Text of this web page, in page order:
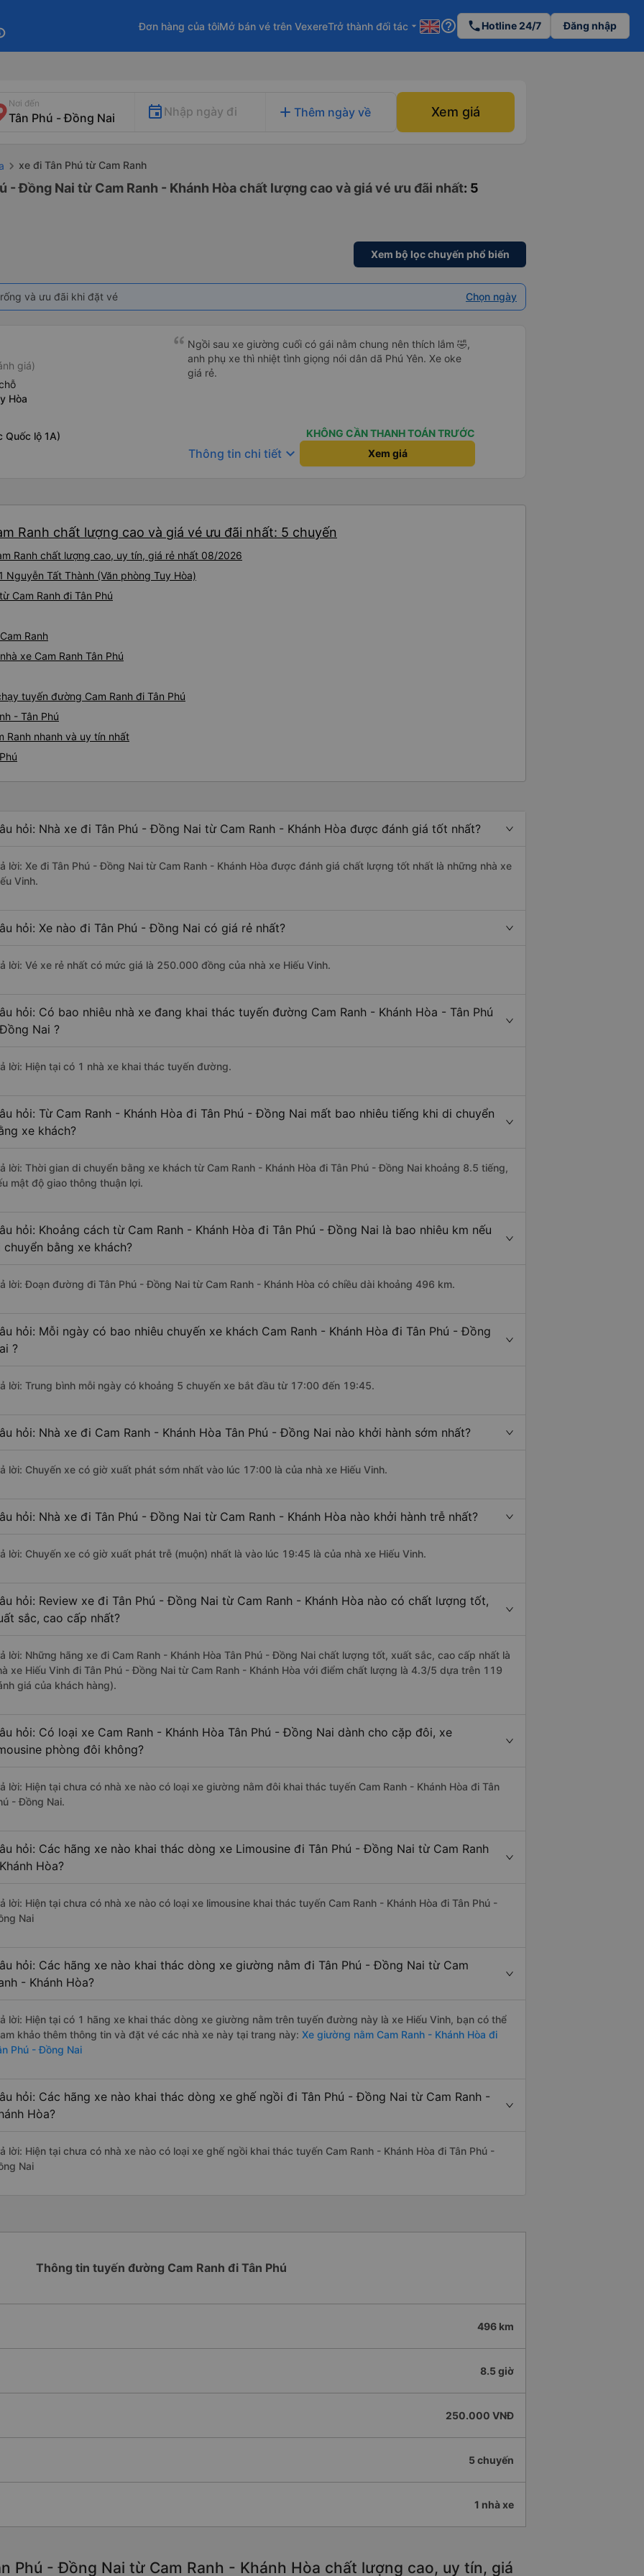
Đơn hàng của tôiMở bán vé trên VexereTrở thành đối tác arrow_drop_down help_outline phoneHotline 24/7 Đăng nhập
Nơi đến
Nhập ngày đi add Thêm ngày về Xem giá
xe đi Tân Phú từ Cam Ranh
- Đồng Nai từ Cam Ranh - Khánh Hòa chất lượng cao và giá vé ưu đãi nhất: 5
Xem bộ lọc chuyến phổ biến
và ưu đãi khi đặt vé Chọn ngày
giá)
Hòa
Quốc lộ 1A)
Ngồi sau xe giường cuối có gái nằm chung nên thích lắm 🤣,
anh phụ xe thì nhiệt tình giọng nói dân dã Phú Yên. Xe oke
giá rẻ.
KHÔNG CẦN THANH TOÁN TRƯỚC
Thông tin chi tiết keyboard_arrow_down Xem giá
Ranh chất lượng cao và giá vé ưu đãi nhất: 5 chuyến
Ranh chất lượng cao, uy tín, giá rẻ nhất 08/2026
Nguyễn Tất Thành (Văn phòng Tuy Hòa)
Cam Ranh đi Tân Phú
Ranh
xe Cam Ranh Tân Phú
tuyến đường Cam Ranh đi Tân Phú
- Tân Phú
Ranh nhanh và uy tín nhất
hỏi: Nhà xe đi Tân Phú - Đồng Nai từ Cam Ranh - Khánh Hòa được đánh giá tốt nhất?
lời: Xe đi Tân Phú - Đồng Nai từ Cam Ranh - Khánh Hòa được đánh giá chất lượng tốt nhất là những nhà xe
Vinh.
hỏi: Xe nào đi Tân Phú - Đồng Nai có giá rẻ nhất?
lời: Vé xe rẻ nhất có mức giá là 250.000 đồng của nhà xe Hiếu Vinh.
hỏi: Có bao nhiêu nhà xe đang khai thác tuyến đường Cam Ranh - Khánh Hòa - Tân Phú
Nai ?
lời: Hiện tại có 1 nhà xe khai thác tuyến đường.
hỏi: Từ Cam Ranh - Khánh Hòa đi Tân Phú - Đồng Nai mất bao nhiêu tiếng khi di chuyển
xe khách?
lời: Thời gian di chuyển bằng xe khách từ Cam Ranh - Khánh Hòa đi Tân Phú - Đồng Nai khoảng 8.5 tiếng,
mật độ giao thông thuận lợi.
hỏi: Khoảng cách từ Cam Ranh - Khánh Hòa đi Tân Phú - Đồng Nai là bao nhiêu km nếu
chuyển bằng xe khách?
lời: Đoạn đường đi Tân Phú - Đồng Nai từ Cam Ranh - Khánh Hòa có chiều dài khoảng 496 km.
hỏi: Mỗi ngày có bao nhiêu chuyến xe khách Cam Ranh - Khánh Hòa đi Tân Phú - Đồng
?
lời: Trung bình mỗi ngày có khoảng 5 chuyến xe bắt đầu từ 17:00 đến 19:45.
hỏi: Nhà xe đi Cam Ranh - Khánh Hòa Tân Phú - Đồng Nai nào khởi hành sớm nhất?
lời: Chuyến xe có giờ xuất phát sớm nhất vào lúc 17:00 là của nhà xe Hiếu Vinh.
hỏi: Nhà xe đi Tân Phú - Đồng Nai từ Cam Ranh - Khánh Hòa nào khởi hành trễ nhất?
lời: Chuyến xe có giờ xuất phát trễ (muộn) nhất là vào lúc 19:45 là của nhà xe Hiếu Vinh.
hỏi: Review xe đi Tân Phú - Đồng Nai từ Cam Ranh - Khánh Hòa nào có chất lượng tốt,
sắc, cao cấp nhất?
lời: Những hãng xe đi Cam Ranh - Khánh Hòa Tân Phú - Đồng Nai chất lượng tốt, xuất sắc, cao cấp nhất là
xe Hiếu Vinh đi Tân Phú - Đồng Nai từ Cam Ranh - Khánh Hòa với điểm chất lượng là 4.3/5 dựa trên 119
giá của khách hàng).
hỏi: Có loại xe Cam Ranh - Khánh Hòa Tân Phú - Đồng Nai dành cho cặp đôi, xe
phòng đôi không?
lời: Hiện tại chưa có nhà xe nào có loại xe giường nằm đôi khai thác tuyến Cam Ranh - Khánh Hòa đi Tân
- Đồng Nai.
hỏi: Các hãng xe nào khai thác dòng xe Limousine đi Tân Phú - Đồng Nai từ Cam Ranh
Hòa?
lời: Hiện tại chưa có nhà xe nào có loại xe limousine khai thác tuyến Cam Ranh - Khánh Hòa đi Tân Phú -
Nai
hỏi: Các hãng xe nào khai thác dòng xe giường nằm đi Tân Phú - Đồng Nai từ Cam
- Khánh Hòa?
lời: Hiện tại có 1 hãng xe khai thác dòng xe giường nằm trên tuyến đường này là xe Hiếu Vinh, bạn có thể
khảo thêm thông tin và đặt vé các nhà xe này tại trang này: Xe giường nằm Cam Ranh - Khánh Hòa đi
Phú - Đồng Nai
hỏi: Các hãng xe nào khai thác dòng xe ghế ngồi đi Tân Phú - Đồng Nai từ Cam Ranh -
Hòa?
lời: Hiện tại chưa có nhà xe nào có loại xe ghế ngồi khai thác tuyến Cam Ranh - Khánh Hòa đi Tân Phú -
Nai
Thông tin tuyến đường Cam Ranh đi Tân Phú
496 km
8.5 giờ
250.000 VNĐ
5 chuyến
1 nhà xe
Phú - Đồng Nai từ Cam Ranh - Khánh Hòa chất lượng cao, uy tín, giá